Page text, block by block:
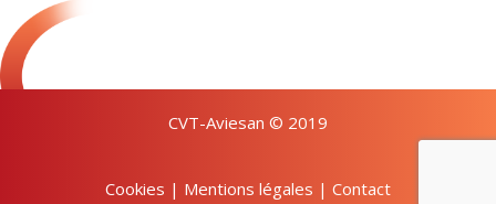
CVT-Aviesan © 2019
Cookies | Mentions légales | Contact